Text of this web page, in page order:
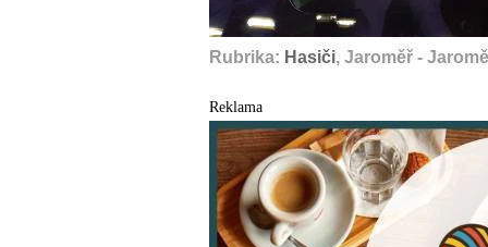
Rubrika: Hasiči, Jaroměř -
Reklama